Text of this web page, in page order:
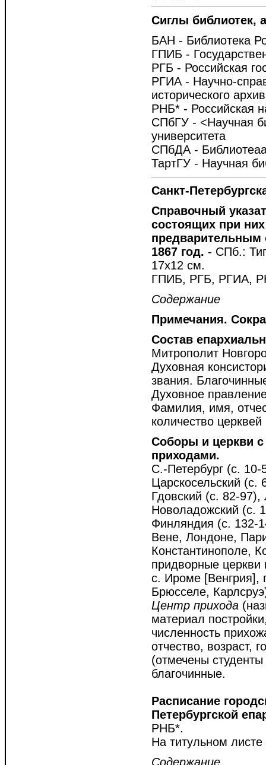
Сиглы библиотек,
БАН - Библиотека
ГПИБ -
РГБ - Российская
РГИА - Научно-
исторического
РНБ* - Российская
СПбГУ - <Научная
университета
СПбДА -
ТартГУ - Научная
Санкт-
Справочный
состоящих при
предварительным
1867 год. - СПб.:
17х12 см.
ГПИБ, РГБ, РГИА,
Содержание
Примечания.
Состав
Митрополит
Духовная
звания.
Духовное
Фамилия, имя,
количество
Соборы и церкви
приходами.
С.-Петербург (с. 10-
Царскосельский (с.
Гдовский (с. 82-
Новоладожский (с.
Финляндия (с. 132-
Вене, Лондоне,
Константинополе,
придворные церкви
с. Ироме [Венгрия],
Брюсселе,
Центр прихода
материал
численность
отчество, возраст,
(отмечены
благочинные.
Расписание
Петербургской
РНБ*.
На титульном
Содержание